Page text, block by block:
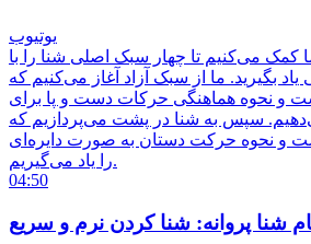
یوتیوب
کمک می‌کنیم تا چهار سبک اصلی شنا را با
یاد بگیرید. ما از سبک آزاد آغاز می‌کنیم که
و نحوه هماهنگی حرکات دست و پا برای
سپس به شنا در پشت می‌پردازیم که
است و نحوه حرکت دستان به صورت دایره‌ای
را یاد می‌گیریم.
04:50
شنا پروانه: شنا کردن نرم و سریع